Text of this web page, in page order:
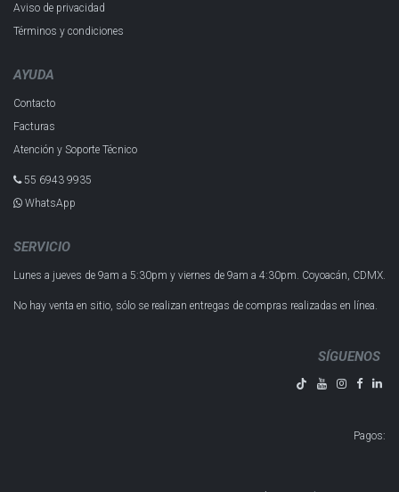
Aviso de privacidad
Términos y condiciones
AYUDA
Contacto
Facturas
Atención y Soporte Técnico
55 6943 993​5
WhatsApp
SERVICIO
Lunes a jueves de 9am a 5:30pm y viernes de 9am a 4:30pm. Coyoacán, CDMX.
No hay venta en sitio, sólo se realizan entregas de compras realizadas en línea.
SÍGUENOS
Pagos: